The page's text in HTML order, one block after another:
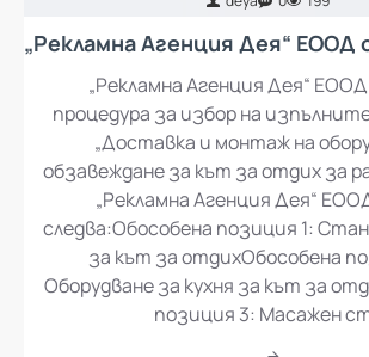
„Рекламна Агенция Дея“
процедура за избор на
„Доставка и монтаж на
обзавеждане за кът за отдих за
„Рекламна Агенция Дея“
следва:Обособена позиция 1:
за кът за отдихОбособена
Оборудване за кухня за кът за
позиция 3: Масажен ст..